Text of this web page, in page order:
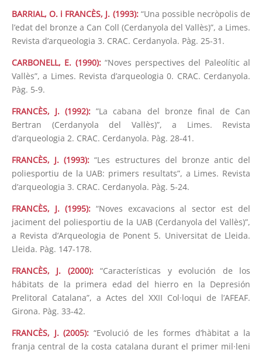
BARRIAL, O. i FRANCÈS, J. (1993):“Una possible necròpolis de
l’edat del bronze a Can Coll (Cerdanyola del Vallès)”, a Limes.
Revista d’arqueologia 3. CRAC. Cerdanyola. Pàg. 25-31.
CARBONELL, E. (1990):“Noves perspectives del Paleolític al
Vallès”, a Limes. Revista d’arqueologia 0. CRAC. Cerdanyola.
Pàg. 5-9.
FRANCÈS, J. (1992): ”La cabana del bronze final de Can
Bertran (Cerdanyola del Vallès)”, a Limes. Revista
d’arqueologia 2. CRAC. Cerdanyola. Pàg. 28-41.
FRANCÈS, J. (1993): “Les estructures del bronze antic del
poliesportiu de la UAB: primers resultats”, a Limes. Revista
d’arqueologia 3. CRAC. Cerdanyola. Pàg. 5-24.
FRANCÈS, J. (1995):“Noves excavacions al sector est del
jaciment del poliesportiu de la UAB (Cerdanyola del Vallès)”,
a Revista d’Arqueologia de Ponent 5. Universitat de Lleida.
Lleida. Pàg. 147-178.
FRANCÈS, J. (2000):“Características y evolución de los
hábitats de la primera edad del hierro en la Depresión
Prelitoral Catalana”, a Actes del XXII Col·loqui de l’AFEAF.
Girona. Pàg. 33-42.
FRANCÈS, J. (2005): “Evolució de les formes d’hàbitat a la
franja central de la costa catalana durant el primer mil·leni